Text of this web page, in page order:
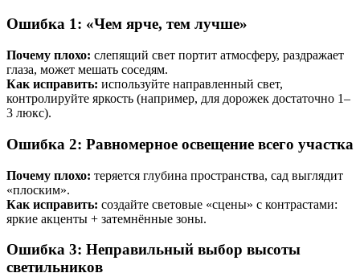
Ошибка 1: «Чем ярче, тем лучше»
Почему плохо: слепящий свет портит атмосферу, раздражает
глаза, может мешать соседям.
Как исправить: используйте направленный свет,
контролируйте яркость (например, для дорожек достаточно 1–
3 люкс).
Ошибка 2: Равномерное освещение всего участка
Почему плохо: теряется глубина пространства, сад выглядит
«плоским».
Как исправить: создайте световые «сцены» с контрастами:
яркие акценты + затемнённые зоны.
Ошибка 3: Неправильный выбор высоты
светильников